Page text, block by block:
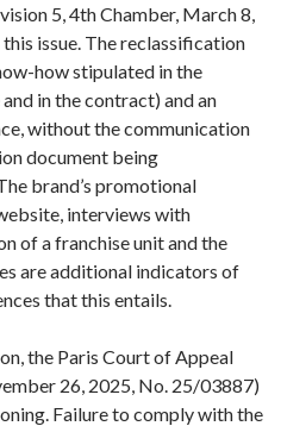
5, 4th Chamber, March 8,
issue. The reclassification
how stipulated in the
in the contract) and an
without the communication
document being
brand’s promotional
interviews with
of a franchise unit and the
are additional indicators of
that this entails.
the Paris Court of Appeal
26, 2025, No. 25/03887)
Failure to comply with the